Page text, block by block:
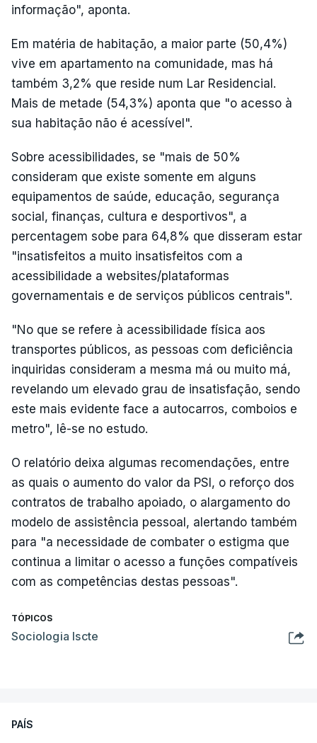
informação", aponta.
Em matéria de habitação, a maior parte (50,4%)
vive em apartamento na comunidade, mas há
também 3,2% que reside num Lar Residencial.
Mais de metade (54,3%) aponta que "o acesso à
sua habitação não é acessível".
Sobre acessibilidades, se "mais de 50%
consideram que existe somente em alguns
equipamentos de saúde, educação, segurança
social, finanças, cultura e desportivos", a
percentagem sobe para 64,8% que disseram estar
"insatisfeitos a muito insatisfeitos com a
acessibilidade a websites/plataformas
governamentais e de serviços públicos centrais".
"No que se refere à acessibilidade física aos
transportes públicos, as pessoas com deficiência
inquiridas consideram a mesma má ou muito má,
revelando um elevado grau de insatisfação, sendo
este mais evidente face a autocarros, comboios e
metro", lê-se no estudo.
O relatório deixa algumas recomendações, entre
as quais o aumento do valor da PSI, o reforço dos
contratos de trabalho apoiado, o alargamento do
modelo de assistência pessoal, alertando também
para "a necessidade de combater o estigma que
continua a limitar o acesso a funções compatíveis
com as competências destas pessoas".
TÓPICOS
Sociologia Iscte
PAÍS